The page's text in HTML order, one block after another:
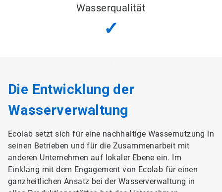
Wasserqualität
✓
Die Entwicklung der
Wasserverwaltung
Ecolab setzt sich für eine nachhaltige Wassernutzung in
seinen Betrieben und für die Zusammenarbeit mit
anderen Unternehmen auf lokaler Ebene ein. Im
Einklang mit dem Engagement von Ecolab für einen
ganzheitlichen Ansatz bei der Wasserverwaltung in